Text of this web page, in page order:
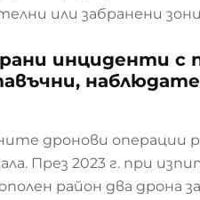
или забранени
инциденти с
дронови операции
През 2023 г. при
район два дрона